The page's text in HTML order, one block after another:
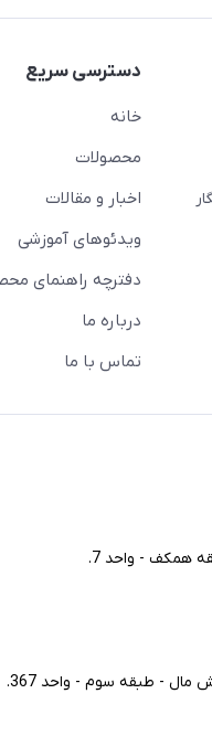
دسترسی سریع
خانه
محصولات
اخبار و مقالات
ویدئو‌های آموزشی
دفترچه راهنمای
درباره ما
تماس با ما
همکف - واحد 7.
- طبقه سوم - واحد 367.